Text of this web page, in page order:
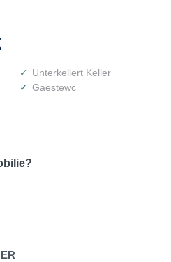
Unterkellert Keller
Gaestewc